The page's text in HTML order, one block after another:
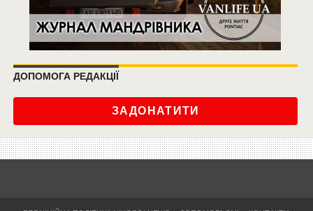
ДОПОМОГА РЕДАКЦІЇ
ЗАДОНАТИТИ